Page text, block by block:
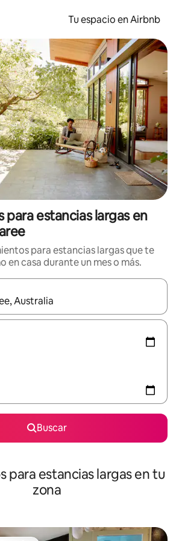
Tu espacio en Airbnb
para estancias largas en
para estancias largas que te
en casa durante un mes o más.
estén disponibles, podrás navegar
Buscar
para estancias largas en tu
zona